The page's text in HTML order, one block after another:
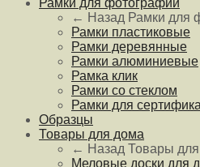
← Назад Рамки для
Рамки пластиковые
Рамки деревянные
Рамки алюминиевые
Рамка клик
Рамки со стеклом
Рамки для
Образцы
Товары для дома
← Назад Товары
Меловые доски для